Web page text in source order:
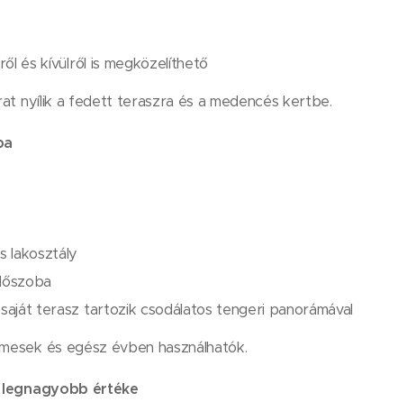
és kívülről is megközelíthető
nyílik a fedett teraszra és a medencés kertbe.
lakosztály
terasz tartozik csodálatos tengeri panorámával
és egész évben használhatók.
értéke